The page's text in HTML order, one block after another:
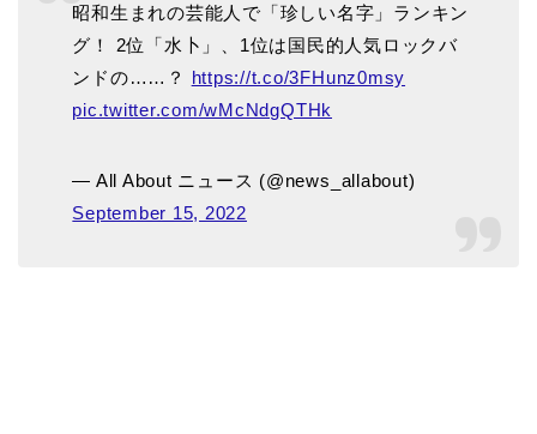
昭和生まれの芸能人で「珍しい名字」ランキン
グ！ 2位「水卜」、1位は国民的人気ロックバ
ンドの……？ https://t.co/3FHunz0msy
pic.twitter.com/wMcNdgQTHk
— All About ニュース (@news_allabout)
September 15, 2022